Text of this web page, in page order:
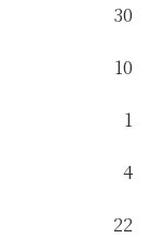
30
10
1
4
22